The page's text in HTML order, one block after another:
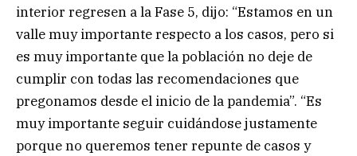
interior regresen a la Fase 5, dijo: “Estamos en un
valle muy importante respecto a los casos, pero si
es muy importante que la población no deje de
cumplir con todas las recomendaciones que
pregonamos desde el inicio de la pandemia”. “Es
muy importante seguir cuidándose justamente
porque no queremos tener repunte de casos y